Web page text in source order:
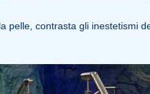
pelle, contrasta gli inestetismi